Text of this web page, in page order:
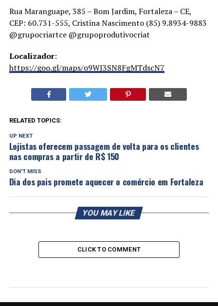
Rua Maranguape, 385 – Bom Jardim, Fortaleza – CE,
CEP: 60.731-555, Cristina Nascimento (85) 9.8934-9883
@grupocriartce @grupoprodutivocriat
Localizador:
https://goo.gl/maps/o9WJ3SN8FgMTdscN7
RELATED TOPICS:
UP NEXT
Lojistas oferecem passagem de volta para os clientes
nas compras a partir de R$ 150
DON'T MISS
Dia dos pais promete aquecer o comércio em Fortaleza
YOU MAY LIKE
CLICK TO COMMENT